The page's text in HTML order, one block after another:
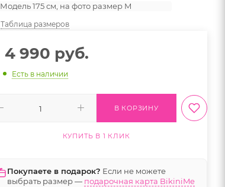
Модель 175 см, на фото размер M
Таблица размеров
4 990 руб.
Есть в наличии
В КОРЗИНУ
КУПИТЬ В 1 КЛИК
Покупаете в подарок? Если не можете
выбрать размер — подарочная карта BikiniMe